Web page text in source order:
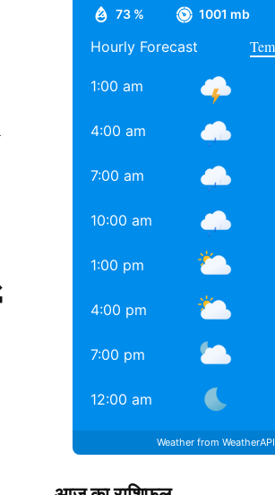
73 % 1001 mb
Hourly Forecast
1:00 am
4:00 am
7:00 am
10:00 am
1:00 pm
4:00 pm
7:00 pm
12:00 am
Weather from WeatherAPI